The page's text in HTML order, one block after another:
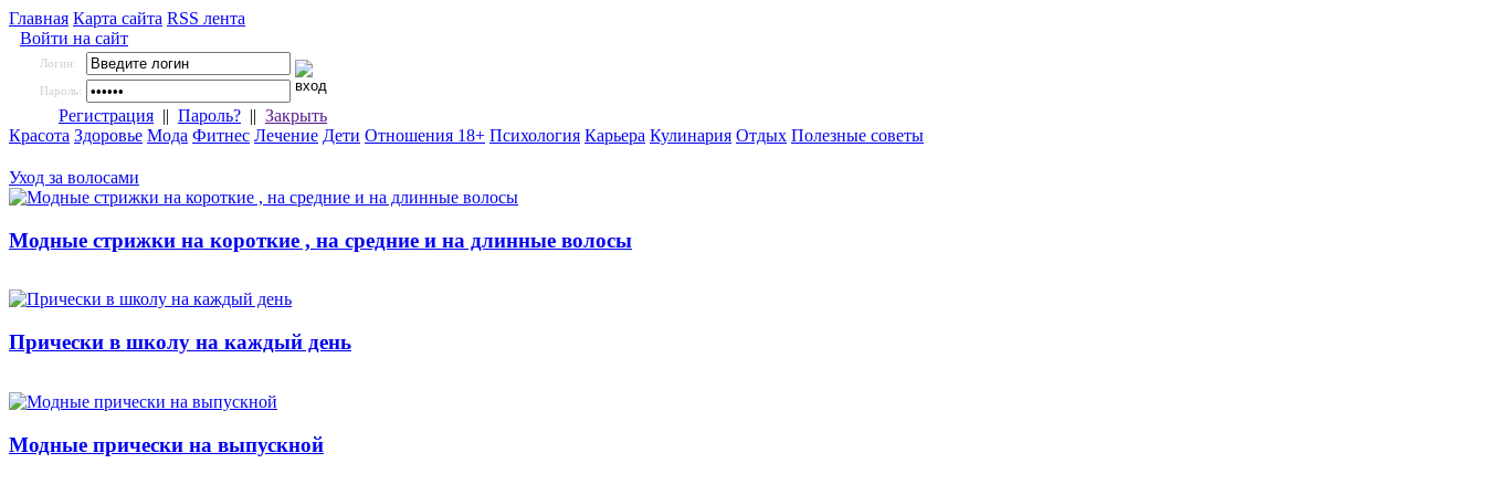
Главная Карта сайта RSS лента
Войти на сайт
Логин:
Пароль:
Регистрация || Пароль? || Закрыть
Красота Здоровье Мода Фитнес Лечение Дети Отношения 18+ Психология Карьера Кулинария Отдых Полезные советы
Уход за волосами
Модные стрижки на короткие , на средние и на длинные волосы
Прически в школу на каждый день
Модные прически на выпускной